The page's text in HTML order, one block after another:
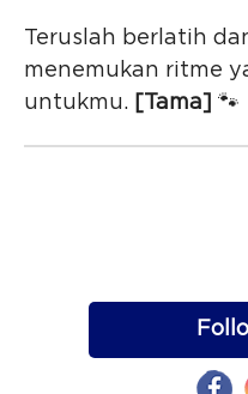
Teruslah berlatih
menemukan ritme
untukmu. [Tama] 🐾